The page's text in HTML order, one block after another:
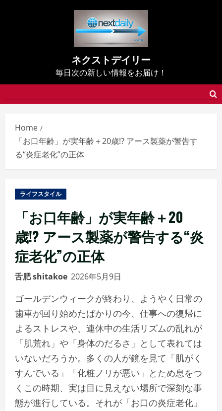
ネクストデイリー
毎日次の新しい情報をお届け！
Home
「お口年齢」が実年齢＋20歳!? アース製薬が警告す
る“炎症老化”の正体
ライフスタイル
「お口年齢」が実年齢＋20
歳!? アース製薬が警告する“炎
症老化”の正体
舌肥 shitakoe 2026年5月9日
ゴールデンウィークが終わり、ようやく日常の
歯車が回り始めたばかりの今、仕事への復帰に
よるストレスや、連休中の生活リズムの乱れが
「肌荒れ」や「身体のだるさ」として表れては
いないだろうか。多くの人が鏡を見て「肌がく
すんでいる」「化粧ノリが悪い」とため息をつ
くこの時期、実は目に見えない場所で深刻な事
態が進行している。それが「お口の炎症老化」